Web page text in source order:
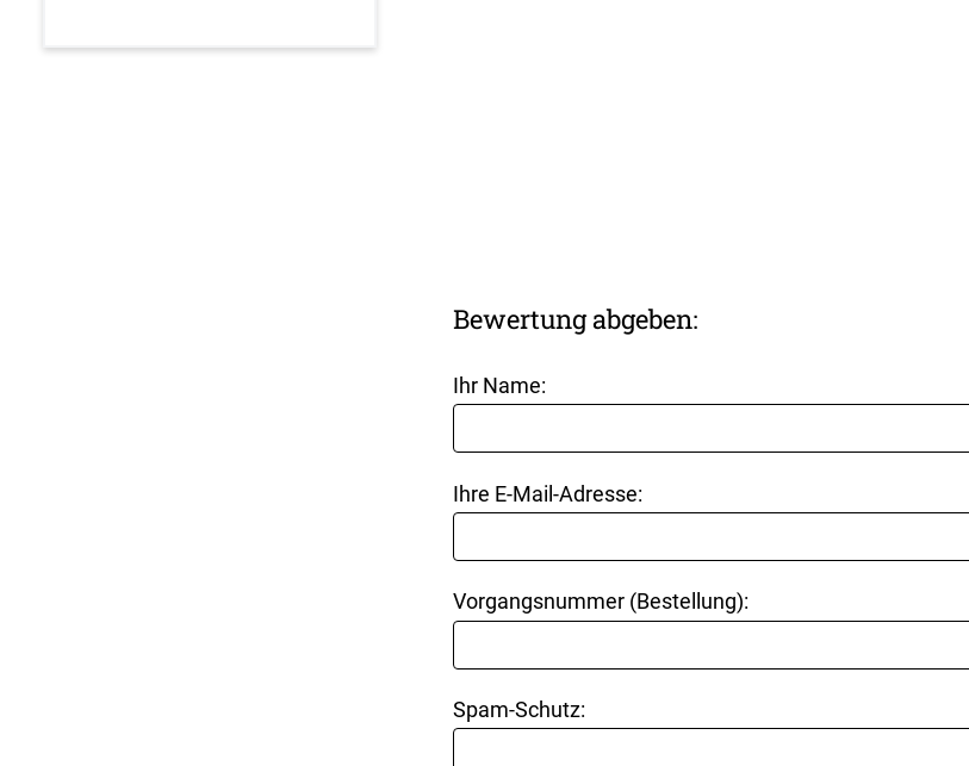
Bewertung abgeben:
Ihr Name:
Ihre E-Mail-Adresse:
Vorgangsnummer (Bestellung):
Spam-Schutz: